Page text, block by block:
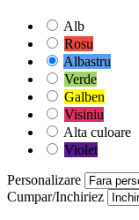
Alb
Rosu
Albastru
Verde
Galben
Visiniu
Alta culoare
Violet
Personalizare
Cumpar/Inchiriez